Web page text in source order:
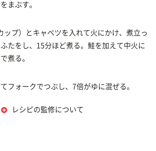
まぶす。
ップ）とキャベツを入れて火にかけ、煮立っ
たをし、15分ほど煮る。鮭を加えて中火に
煮る。
フォークでつぶし、7倍がゆに混ぜる。
レシピの監修について